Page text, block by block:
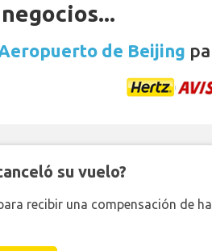
de Beijing
su vuelo?
recibir una compensación de